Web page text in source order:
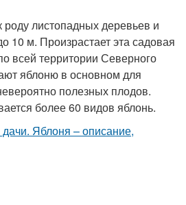
листопадных деревьев и
10 м. Произрастает эта садовая
всей территории Северного
яблоню в основном для
полезных плодов.
более 60 видов яблонь.